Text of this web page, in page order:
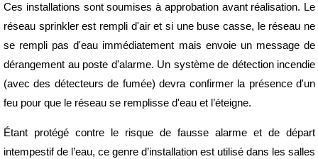
Ces installations sont soumises à approbation avant réalisation. Le
réseau sprinkler est rempli d'air et si une buse casse, le réseau ne
se rempli pas d'eau immédiatement mais envoie un message de
dérangement au poste d'alarme. Un système de détection incendie
(avec des détecteurs de fumée) devra confirmer la présence d'un
feu pour que le réseau se remplisse d'eau et l’éteigne.
Étant protégé contre le risque de fausse alarme et de départ
intempestif de l’eau, ce genre d’installation est utilisé dans les salles